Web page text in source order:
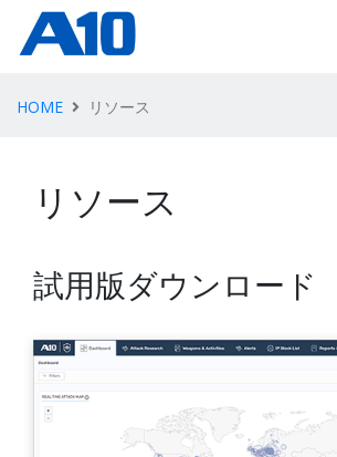
HOME リソース
リソース
試用版ダウンロード